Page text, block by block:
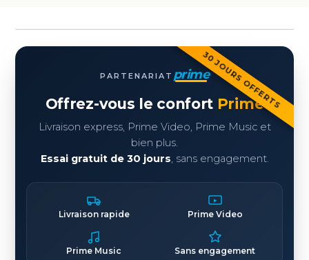
30 JOURS OFFERTS
PARTENARIAT prime
Offrez-vous le confort Prime
Livraison express, Prime Video, Prime Music et
bien plus.
Essai gratuit de 30 jours, sans engagement.
Livraison rapide Prime Video
Prime Music Sans engagement